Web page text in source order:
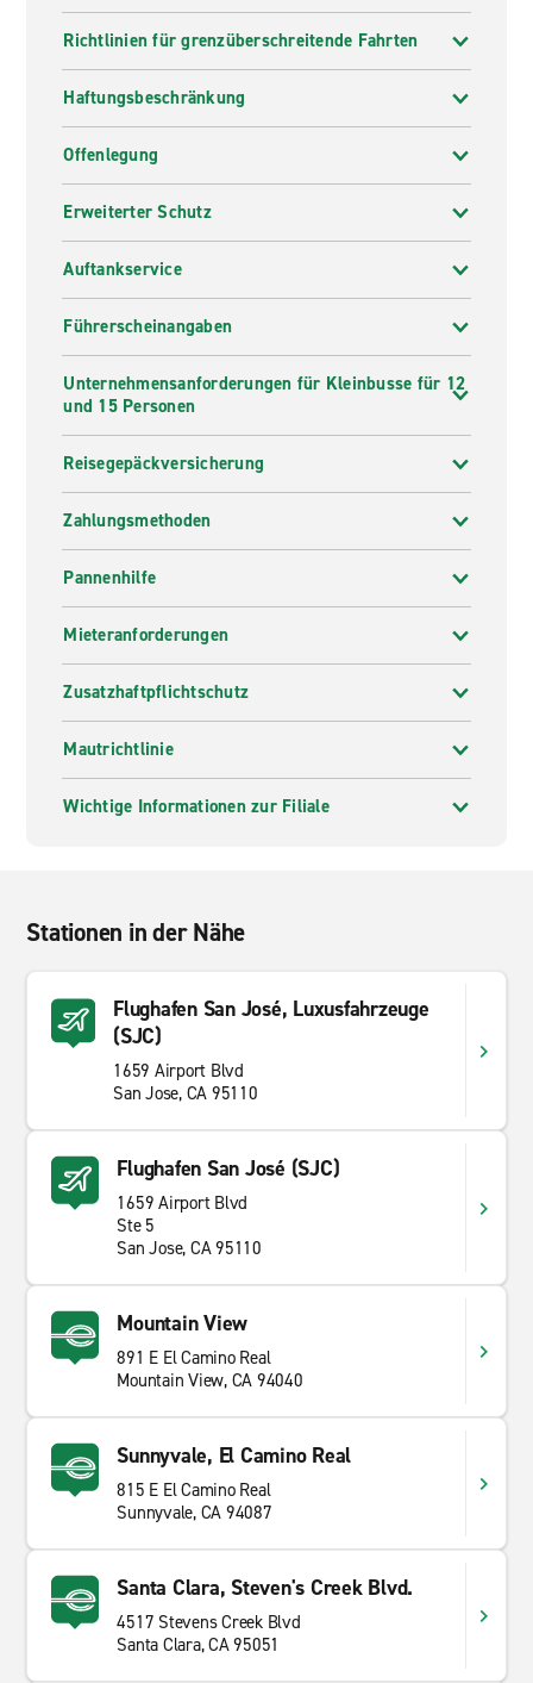
Richtlinien für grenzüberschreitende Fahrten
Haftungsbeschränkung
Offenlegung
Erweiterter Schutz
Auftankservice
Führerscheinangaben
Unternehmensanforderungen für Kleinbusse für 12
und 15 Personen
Reisegepäckversicherung
Zahlungsmethoden
Pannenhilfe
Mieteranforderungen
Zusatzhaftpflichtschutz
Mautrichtlinie
Wichtige Informationen zur Filiale
Stationen in der Nähe
Flughafen San José, Luxusfahrzeuge
(SJC)
1659 Airport Blvd
San Jose, CA 95110
Flughafen San José (SJC)
1659 Airport Blvd
Ste 5
San Jose, CA 95110
Mountain View
891 E El Camino Real
Mountain View, CA 94040
Sunnyvale, El Camino Real
815 E El Camino Real
Sunnyvale, CA 94087
Santa Clara, Steven's Creek Blvd.
4517 Stevens Creek Blvd
Santa Clara, CA 95051